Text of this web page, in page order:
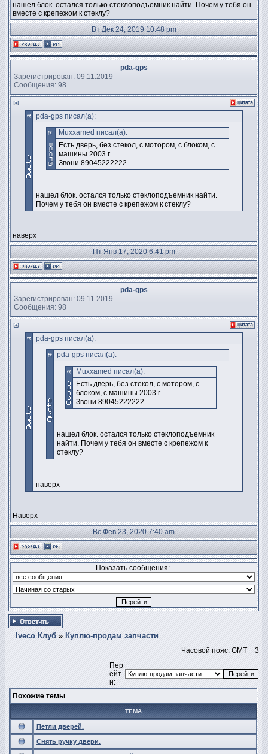
нашел блок. остался только стеклоподъемник найти. Почем у тебя он
вместе с крепежом к стеклу?
Вт Дек 24, 2019 10:48 pm
pda-gps
Зарегистрирован: 09.11.2019
Сообщения: 98
pda-gps писал(а):
Muxxamed писал(а):
Есть дверь, без стекол, с мотором, с блоком, с
машины 2003 г.
Звони 89045222222
нашел блок. остался только стеклоподъемник найти.
Почем у тебя он вместе с крепежом к стеклу?
наверх
Пт Янв 17, 2020 6:41 pm
pda-gps
Зарегистрирован: 09.11.2019
Сообщения: 98
pda-gps писал(а):
pda-gps писал(а):
Muxxamed писал(а):
Есть дверь, без стекол, с мотором, с
блоком, с машины 2003 г.
Звони 89045222222
нашел блок. остался только стеклоподъемник
найти. Почем у тебя он вместе с крепежом к
стеклу?
наверх
Наверх
Вс Фев 23, 2020 7:40 am
Показать сообщения:
Iveco Клуб » Куплю-продам запчасти
Часовой пояс: GMT + 3
Пер
ейт
и:
Похожие темы
ТЕМА
Петли дверей.
Снять ручку двери.